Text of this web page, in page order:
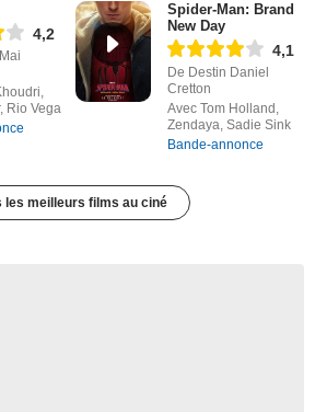
4,2
Rio Vega
Spider-Man: Brand
New Day
4,1
De Destin Daniel
Cretton
Avec Tom Holland,
Zendaya, Sadie Sink
Bande-annonce
les meilleurs films au ciné